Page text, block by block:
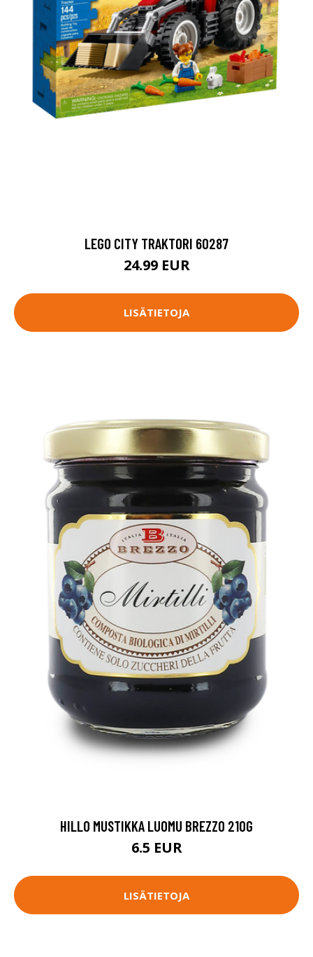
LEGO CITY TRAKTORI 60287
24.99 EUR
LISÄTIETOJA
HILLO MUSTIKKA LUOMU BREZZO 210G
6.5 EUR
LISÄTIETOJA